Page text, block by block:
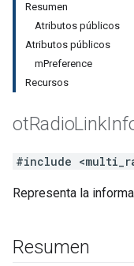
Resumen
Atributos públicos
Atributos públicos
mPreference
Recursos
otRadioLink
#include
Representa la
Resumen